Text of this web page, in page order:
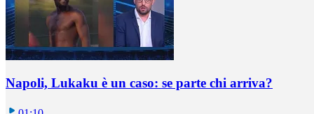
Napoli, Lukaku è un caso: se parte chi arriva?